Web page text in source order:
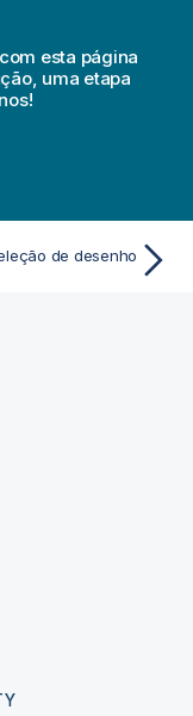
esta página
uma etapa
de desenho